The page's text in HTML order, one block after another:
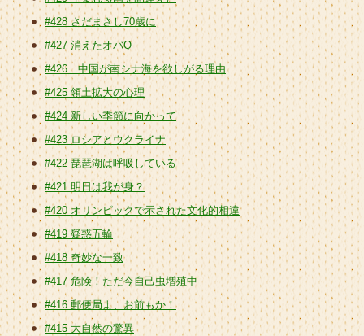
#428 さだまさし70歳に
#427 消えたオバQ
#426 中国が南シナ海を欲しがる理由
#425 領土拡大の心理
#424 新しい季節に向かって
#423 ロシアとウクライナ
#422 琵琶湖は呼吸している
#421 明日は我が身？
#420 オリンピックで示された文化的相違
#419 疑惑五輪
#418 奇妙な一致
#417 危険！ただ今自己虫増殖中
#416 郵便局よ、お前もか！
#415 大自然の驚異